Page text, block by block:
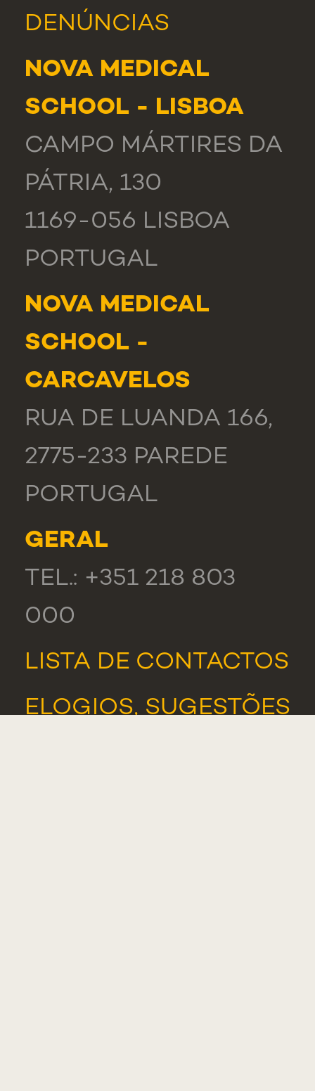
DENÚNCIAS
NOVA MEDICAL
SCHOOL - LISBOA
CAMPO MÁRTIRES DA
PÁTRIA, 130
1169-056 LISBOA
PORTUGAL
NOVA MEDICAL
SCHOOL -
CARCAVELOS
RUA DE LUANDA 166,
2775-233 PAREDE
PORTUGAL
GERAL
TEL.: +351 218 803
000
LISTA DE CONTACTOS
ELOGIOS, SUGESTÕES